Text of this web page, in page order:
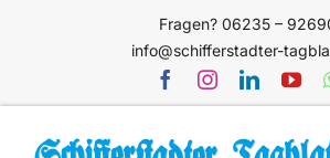
Fragen? 06235 –
info@schifferstadter-